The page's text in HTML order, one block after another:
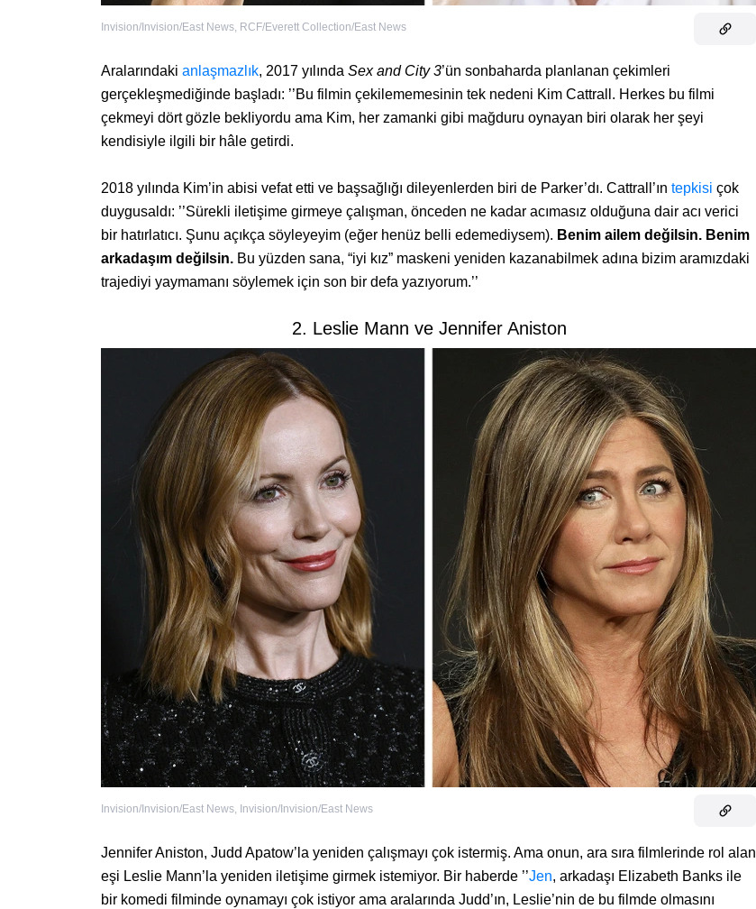
Invision/Invision/East News, RCF/Everett Collection/East News
Aralarındaki anlaşmazlık, 2017 yılında Sex and City 3’ün sonbaharda planlanan çekimleri
gerçekleşmediğinde başladı: ’’Bu filmin çekilememesinin tek nedeni Kim Cattrall. Herkes bu filmi
çekmeyi dört gözle bekliyordu ama Kim, her zamanki gibi mağduru oynayan biri olarak her şeyi
kendisiyle ilgili bir hâle getirdi.
2018 yılında Kim’in abisi vefat etti ve başsağlığı dileyenlerden biri de Parker’dı. Cattrall’ın tepkisi çok
duygusaldı: ’’Sürekli iletişime girmeye çalışman, önceden ne kadar acımasız olduğuna dair acı verici
bir hatırlatıcı. Şunu açıkça söyleyeyim (eğer henüz belli edemediysem). Benim ailem değilsin. Benim
arkadaşım değilsin. Bu yüzden sana, “iyi kız” maskeni yeniden kazanabilmek adına bizim aramızdaki
trajediyi yaymamanı söylemek için son bir defa yazıyorum.’’
2. Leslie Mann ve Jennifer Aniston
Invision/Invision/East News, Invision/Invision/East News
Jennifer Aniston, Judd Apatow’la yeniden çalışmayı çok istermiş. Ama onun, ara sıra filmlerinde rol alan
eşi Leslie Mann’la yeniden iletişime girmek istemiyor. Bir haberde ’’Jen, arkadaşı Elizabeth Banks ile
bir komedi filminde oynamayı çok istiyor ama aralarında Judd’ın, Leslie’nin de bu filmde olmasını